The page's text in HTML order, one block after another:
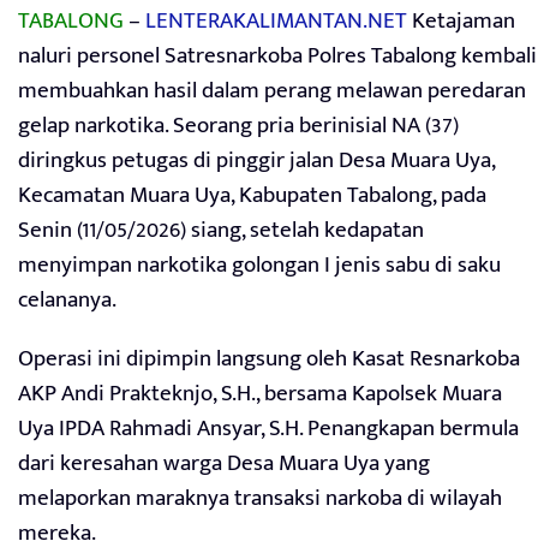
TABALONG–LENTERAKALIMANTAN.NETKetajaman
naluri personel Satresnarkoba Polres Tabalong kembali
membuahkan hasil dalam perang melawan peredaran
gelap narkotika. Seorang pria berinisial NA (37)
diringkus petugas di pinggir jalan Desa Muara Uya,
Kecamatan Muara Uya, Kabupaten Tabalong, pada
Senin (11/05/2026) siang, setelah kedapatan
menyimpan narkotika golongan I jenis sabu di saku
celananya.
Operasi ini dipimpin langsung oleh Kasat Resnarkoba
AKP Andi Prakteknjo, S.H., bersama Kapolsek Muara
Uya IPDA Rahmadi Ansyar, S.H. Penangkapan bermula
dari keresahan warga Desa Muara Uya yang
melaporkan maraknya transaksi narkoba di wilayah
mereka.